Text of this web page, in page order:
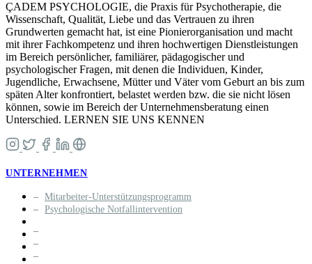
ÇADEM PSYCHOLOGIE, die Praxis für Psychotherapie, die
Wissenschaft, Qualität, Liebe und das Vertrauen zu ihren
Grundwerten gemacht hat, ist eine Pionierorganisation und macht
mit ihrer Fachkompetenz und ihren hochwertigen Dienstleistungen
im Bereich persönlicher, familiärer, pädagogischer und
psychologischer Fragen, mit denen die Individuen, Kinder,
Jugendliche, Erwachsene, Mütter und Väter vom Geburt an bis zum
späten Alter konfrontiert, belastet werden bzw. die sie nicht lösen
können, sowie im Bereich der Unternehmensberatung einen
Unterschied. LERNEN SIE UNS KENNEN
UNTERNEHMEN
Mitarbeiter-Unterstützungsprogramm
Psychologische Notfallintervention